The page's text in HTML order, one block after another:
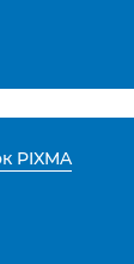
PIXMA